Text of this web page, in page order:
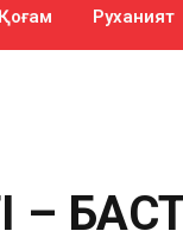
Қоғам Руханият
–